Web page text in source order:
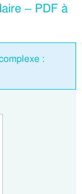
– PDF à
: